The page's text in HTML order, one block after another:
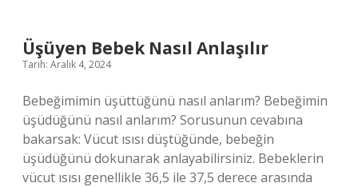
Üşüyen Bebek Nasıl Anlaşılır
Tarih: Aralık 4, 2024
Bebeğimimin üşüttüğünü nasıl anlarım? Bebeğimin
üşüdüğünü nasıl anlarım? Sorusunun cevabına
bakarsak: Vücut ısısı düştüğünde, bebeğin
üşüdüğünü dokunarak anlayabilirsiniz. Bebeklerin
vücut ısısı genellikle 36,5 ile 37,5 derece arasında